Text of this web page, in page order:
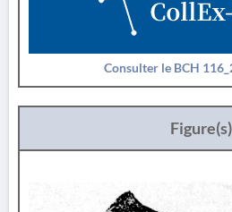
Consulter le BCH
Figure(s)